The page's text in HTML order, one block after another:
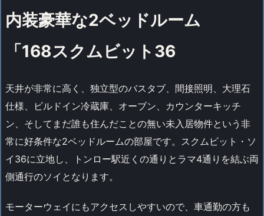
内装豪華な2ベッドルーム
「168スクムビット36
天井が非常に高く、独立型のバスタブ、間接照明、大理石
仕様、ビルドイン冷蔵庫、オーブン、カウンターキッチ
ン、そしてまだ誰も住んだことの無い未入居物件という非
常に好条件な2ベッドルームの部屋です。スクムビット・ソ
イ36に立地し、トンロー駅近くの通りとラマ4通りを結ぶ両
側通行のソイとなります。
モーターウェイにもアクセスしやすいので、車通勤の方も